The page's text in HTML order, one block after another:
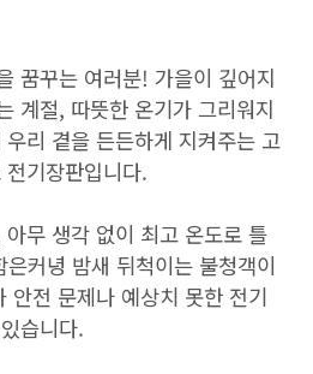
꿈꾸는 여러분! 가을이 깊어지
계절, 따뜻한 온기가 그리워지
리 곁을 든든하게 지켜주는 고
기장판입니다.
무 생각 없이 최고 온도로 틀
커녕 밤새 뒤척이는 불청객이
안전 문제나 예상치 못한 전기
습니다.